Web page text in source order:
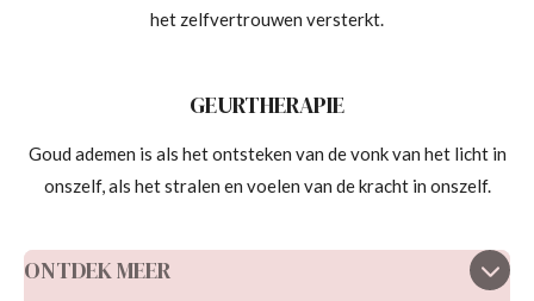
het zelfvertrouwen versterkt.
GEURTHERAPIE
Goud ademen is als het ontsteken van de vonk van het licht in
onszelf, als het stralen en voelen van de kracht in onszelf.
ONTDEK MEER